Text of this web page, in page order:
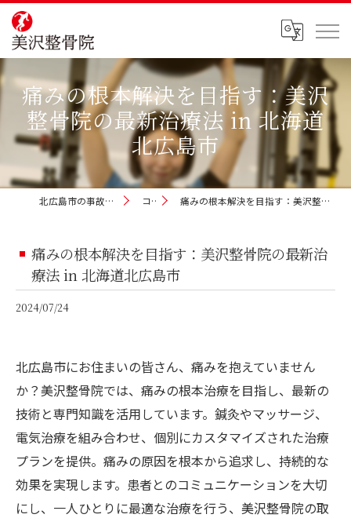
痛みの根本解決を目指す：美沢
整骨院の最新治療法 in 北海道
北広島市
北広島市の事故治療なら美沢整骨院 コラム 痛みの根本解決を目指す：美沢整骨院の最新治療法 in 北海道北広島市
痛みの根本解決を目指す：美沢整骨院の最新治
療法 in 北海道北広島市
2024/07/24
北広島市にお住まいの皆さん、痛みを抱えていません
か？美沢整骨院では、痛みの根本治療を目指し、最新の
技術と専門知識を活用しています。鍼灸やマッサージ、
電気治療を組み合わせ、個別にカスタマイズされた治療
プランを提供。痛みの原因を根本から追求し、持続的な
効果を実現します。患者とのコミュニケーションを大切
にし、一人ひとりに最適な治療を行う、美沢整骨院の取